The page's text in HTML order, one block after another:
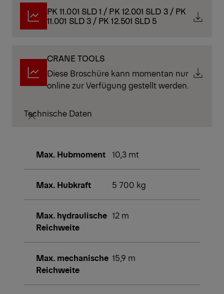
PK 11.001 SLD 1 / PK 12.001 SLD 3 / PK
11.001 SLD 3 / PK 12.501 SLD 5
CRANE TOOLS
Diese Broschüre kann momentan nur
online zur Verfügung gestellt werden.
Technische Daten
Max. Hubmoment 10,3 mt
Max. Hubkraft 5 700 kg
Max. hydraulische
Reichweite
12 m
Max. mechanische
Reichweite
15,9 m